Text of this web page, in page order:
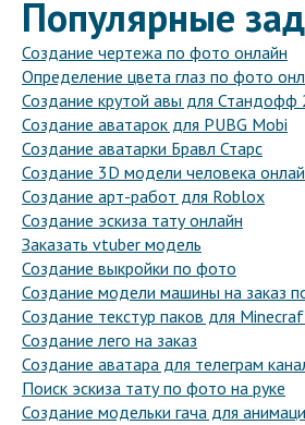
Популярные
Создание чертежа по фото онлайн
Определение цвета глаз по фото
Создание крутой авы для Стандофф
Создание аватарок для PUBG Mobi
Создание аватарки Бравл Старс
Создание 3D модели человека
Создание арт-работ для Roblox
Создание эскиза тату онлайн
Заказать vtuber модель
Создание выкройки по фото
Создание модели машины на заказ
Создание текстур паков для
Создание лего на заказ
Создание аватара для телеграм
Поиск эскиза тату по фото на руке
Создание модельки гача для